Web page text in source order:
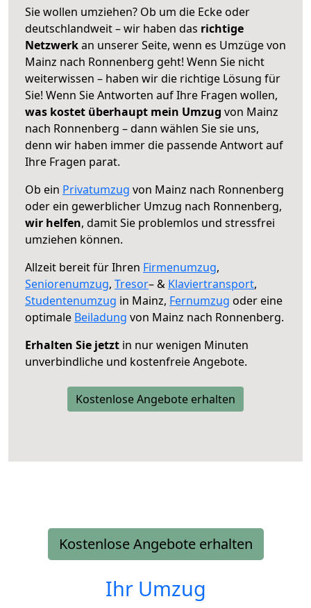
Sie wollen umziehen? Ob um die Ecke oder
deutschlandweit – wir haben das richtige
Netzwerkan unserer Seite, wenn es Umzüge von
Mainz nach Ronnenberg geht! Wenn Sie nicht
weiterwissen – haben wir die richtige Lösung für
Sie! Wenn Sie Antworten auf Ihre Fragen wollen,
was kostet überhaupt mein Umzug von Mainz
nach Ronnenberg – dann wählen Sie sie uns,
denn wir haben immer die passende Antwort auf
Ihre Fragen parat.
Ob ein Privatumzug von Mainz nach Ronnenberg
oder ein gewerblicher Umzug nach Ronnenberg,
wir helfen, damit Sie problemlos und stressfrei
umziehen können.
Allzeit bereit für Ihren Firmenumzug,
Seniorenumzug, Tresor– & Klaviertransport,
Studentenumzug in Mainz, Fernumzug oder eine
optimale Beiladung von Mainz nach Ronnenberg.
Erhalten Sie jetzt in nur wenigen Minuten
unverbindliche und kostenfreie Angebote.
Kostenlose Angebote erhalten
Kostenlose Angebote erhalten
Ihr Umzug